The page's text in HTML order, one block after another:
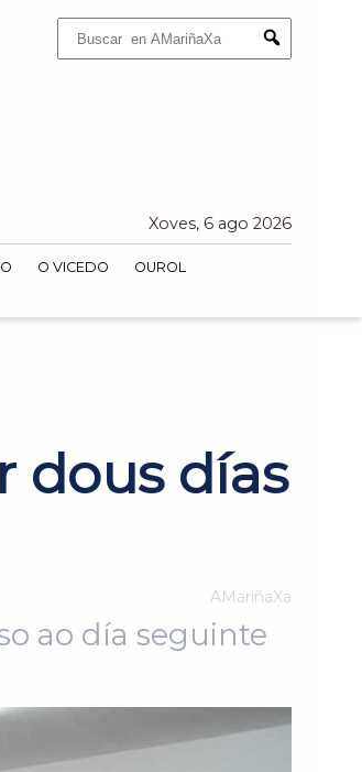
Submit
Xoves, 6 ago 2026
O VICEDO
OUROL
dous días
AMariñaXa
ao día seguinte